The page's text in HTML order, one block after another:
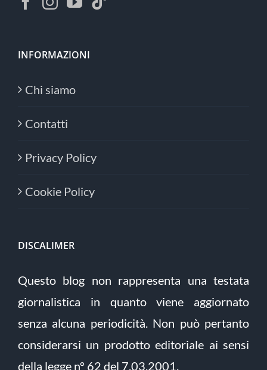
INFORMAZIONI
Chi siamo
Contatti
Privacy Policy
Cookie Policy
DISCALIMER
Questo blog non rappresenta una testata
giornalistica in quanto viene aggiornato
senza alcuna periodicità. Non può pertanto
considerarsi un prodotto editoriale ai sensi
della legge n° 62 del 7.03.2001.